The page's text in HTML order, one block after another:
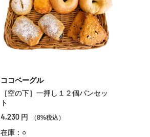
ココベーグル
［空の下］一押し１２個パンセッ
ト
4,230 円 （8%税込）
在庫：○